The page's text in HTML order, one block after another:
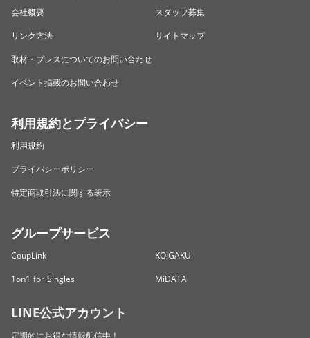
会社概要
スタッフ募集
リンク方法
サイトマップ
取材・プレスについてのお問い合わせ
イベント掲載のお問い合わせ
利用規約とプライバシー
利用規約
プライバシーポリシー
特定商取引法に関する表示
グループサービス
CoupLink
KOIGAKU
1on1 for Singles
MiDATA
LINE公式アカウント
定期的にお得な情報配信中！